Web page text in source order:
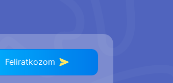
Feliratkozom